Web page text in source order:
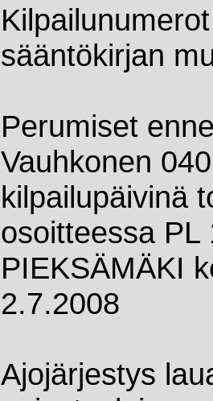
sääntökirjan
Perumiset
Vauhkonen
kilpailupäivinä
osoitteessa PL
PIEKSÄMÄKI
2.7.2008
Ajojärjestys